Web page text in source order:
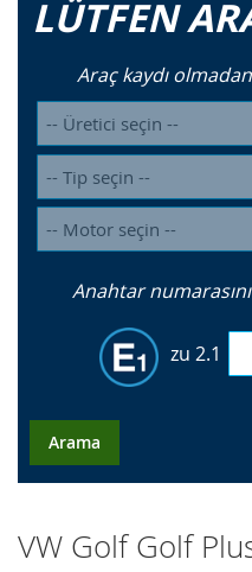
LÜTFEN
Araç kaydı
Anahtar
zu 2.1
Arama
VW Golf Golf